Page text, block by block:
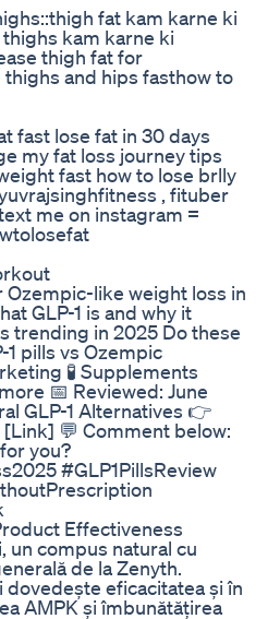
fat kam karne ki
kam karne ki
thigh fat for
and hips fasthow to
fast lose fat in 30 days
my fat loss journey tips
fast how to lose brlly
, fituber
me on instagram =
like weight loss in
GLP-1 is and why it
trending in 2025 Do these
pills vs Ozempic
🧪 Supplements
📅 Reviewed: June
GLP-1 Alternatives 👉
💬 Comment below:
you?
#GLP1PillsReview
Effectiveness
un compus natural cu
de la Zenyth.
eficacitatea și în
AMPK și îmbunătățirea